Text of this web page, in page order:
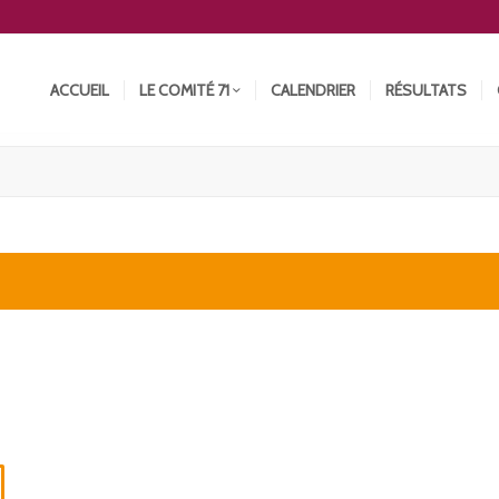
ACCUEIL LE COMITÉ 71 CALENDRIER RÉSULTATS